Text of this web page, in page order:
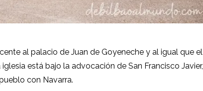
al palacio de Juan de Goyeneche y al igual que el
está bajo la advocación de San Francisco Javier,
con Navarra.